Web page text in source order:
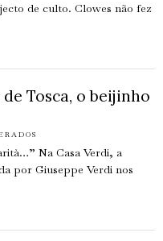
de culto. Clowes não fez
Tosca, o beijinho
Na Casa Verdi, a
por Giuseppe Verdi nos